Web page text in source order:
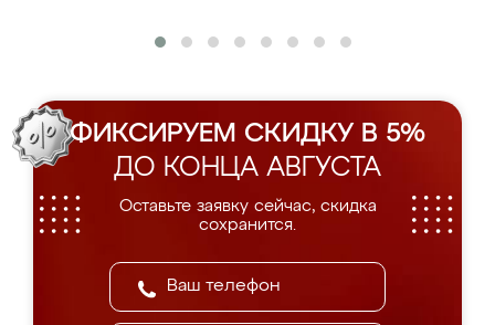
ФИКСИРУЕМ СКИДКУ В 5%
ДО КОНЦА АВГУСТА
Оставьте заявку сейчас, скидка
сохранится.